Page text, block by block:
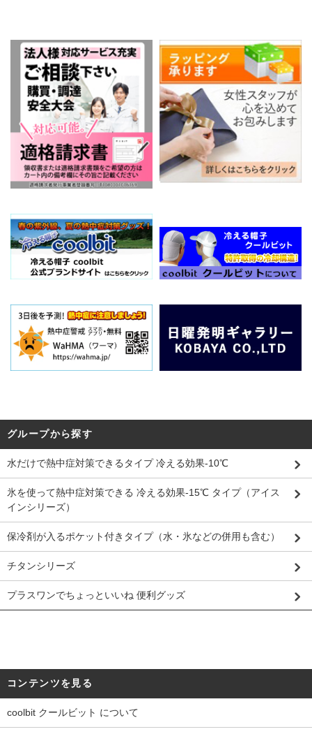
グループから探す
水だけで熱中症対策できるタイプ 冷える効果-10℃
氷を使って熱中症対策できる 冷える効果-15℃ タイプ（アイス
インシリーズ）
保冷剤が入るポケット付きタイプ（水・氷などの併用も含む）
チタンシリーズ
プラスワンでちょっといいね 便利グッズ
コンテンツを見る
coolbit クールビット について